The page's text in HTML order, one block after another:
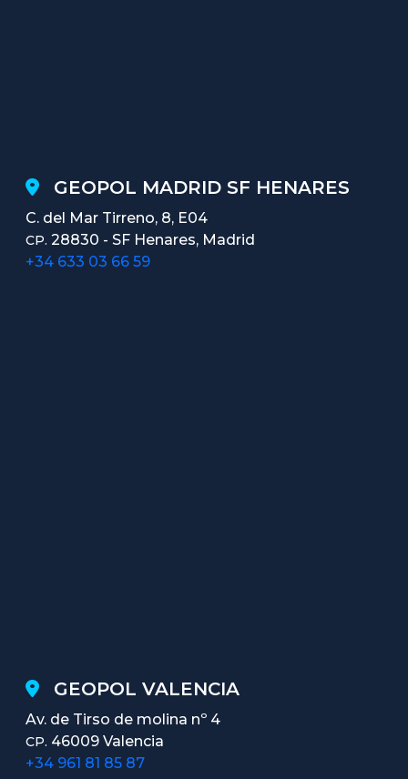
GEOPOL MADRID SF HENARES
C. del Mar Tirreno, 8, E04
CP. 28830 - SF Henares, Madrid
+34 633 03 66 59
GEOPOL VALENCIA
Av. de Tirso de molina nº 4
CP. 46009 Valencia
+34 961 81 85 87